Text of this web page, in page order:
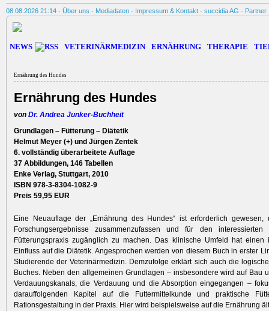
08.08.2026 21:14 - Über uns - Mediadaten - Impressum & Kontakt - succidia AG - Partner
NEWS VETERINÄRMEDIZIN ERNÄHRUNG THERAPIE
Ernährung des Hundes
Ernährung des Hundes
von Dr. Andrea Junker-Buchheit
Grundlagen – Fütterung – Diätetik
Helmut Meyer (+) und Jürgen Zentek
6. vollständig überarbeitete Auflage
37 Abbildungen, 146 Tabellen
Enke Verlag, Stuttgart, 2010
ISBN 978-3-8304-1082-9
Preis 59,95 EUR
Eine Neuauflage der „Ernährung des Hundes“ ist erforderlich gewesen,
Forschungsergebnisse zusammenzufassen und für den
Fütterungspraxis zugänglich zu machen. Das klinische Umfeld hat einen
Einfluss auf die Diätetik. Angesprochen werden von diesem Buch in erster
Studierende der Veterinärmedizin. Demzufolge erklärt sich auch die
Buches. Neben den allgemeinen Grundlagen – insbesondere wird auf Bau
Verdauungskanals, die Verdauung und die Absorption eingegangen –
darauffolgenden Kapitel auf die Futtermittelkunde und praktische
Rationsgestaltung in der Praxis. Hier wird beispielsweise auf die Ernährung